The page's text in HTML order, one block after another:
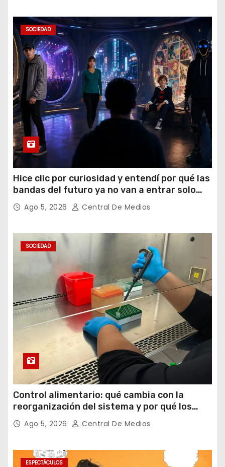
SOCIEDAD
Hice clic por curiosidad y entendí por qué las
bandas del futuro ya no van a entrar solo
por los oídos
Ago 5, 2026 Central De Medios
SOCIEDAD
Control alimentario: qué cambia con la
reorganización del sistema y por qué los
laboratorios serán clave para garantizar la
inocuidad
Ago 5, 2026 Central De Medios
ESPECTÁCULOS